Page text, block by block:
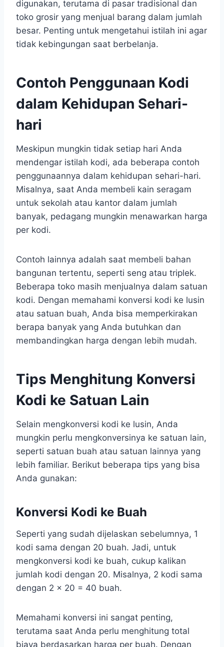
digunakan, terutama di pasar tradisional dan
toko grosir yang menjual barang dalam jumlah
besar. Penting untuk mengetahui istilah ini agar
tidak kebingungan saat berbelanja.
Contoh Penggunaan Kodi
dalam Kehidupan Sehari-
hari
Meskipun mungkin tidak setiap hari Anda
mendengar istilah kodi, ada beberapa contoh
penggunaannya dalam kehidupan sehari-hari.
Misalnya, saat Anda membeli kain seragam
untuk sekolah atau kantor dalam jumlah
banyak, pedagang mungkin menawarkan harga
per kodi.
Contoh lainnya adalah saat membeli bahan
bangunan tertentu, seperti seng atau triplek.
Beberapa toko masih menjualnya dalam satuan
kodi. Dengan memahami konversi kodi ke lusin
atau satuan buah, Anda bisa memperkirakan
berapa banyak yang Anda butuhkan dan
membandingkan harga dengan lebih mudah.
Tips Menghitung Konversi
Kodi ke Satuan Lain
Selain mengkonversi kodi ke lusin, Anda
mungkin perlu mengkonversinya ke satuan lain,
seperti satuan buah atau satuan lainnya yang
lebih familiar. Berikut beberapa tips yang bisa
Anda gunakan:
Konversi Kodi ke Buah
Seperti yang sudah dijelaskan sebelumnya, 1
kodi sama dengan 20 buah. Jadi, untuk
mengkonversi kodi ke buah, cukup kalikan
jumlah kodi dengan 20. Misalnya, 2 kodi sama
dengan 2 x 20 = 40 buah.
Memahami konversi ini sangat penting,
terutama saat Anda perlu menghitung total
biaya berdasarkan harga per buah. Dengan